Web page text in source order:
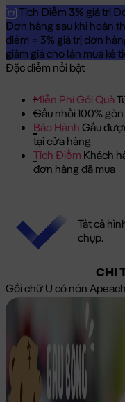
Tích Điểm 3% giá trị
Đơn hàng sau khi hoàn
điểm = 3% giá trị đơn
giảm giá cho lần mua kế
Đặc điểm nổi bật
Miễn Phí Gói Quà
Gấu nhồi 100%
Bảo Hành Gấu
tại cửa hàng
Tích Điểm Khách
đơn hàng đã mua
Tất cả
chụp.
CHI
Gối chữ U có nón Apeach